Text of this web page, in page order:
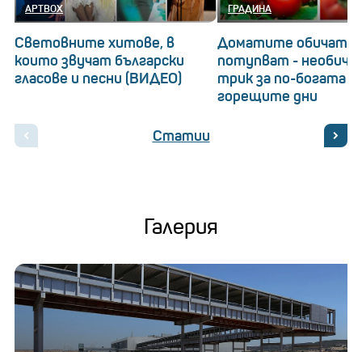
АРТBOX
Световните хитове, в
които звучат български
гласове и песни (ВИДЕО)
ГРАДИНА
Доматите обичат
потупват -
трик за по-богата
горещите дни
Статии
Галерия